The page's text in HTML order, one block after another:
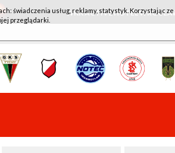
WKK ACTIVE HOTEL
świadczenia usług, reklamy, statystyk. Korzystając
przeglądarki.